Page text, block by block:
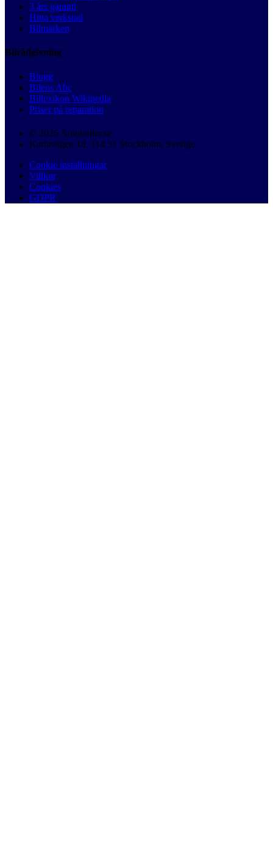
3 års garanti
Hitta verkstad
Bilmärken
Bilrådgivning
Blogg
Bilens Abc
Billexikon Wikipedia
Priser på reparation
© 2026 Autobutler.se
Karlavägen 18, 114 31 Stockholm, Sverige
Cookie inställningar
Villkor
Cookies
GDPR